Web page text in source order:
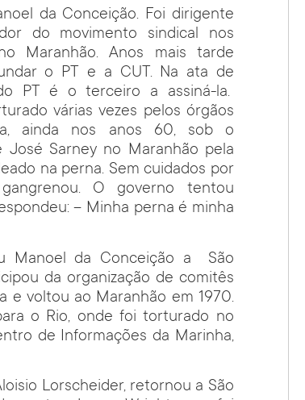
da Conceição. Foi dirigente
do movimento sindical nos
Maranhão. Anos mais tarde
o PT e a CUT. Na ata de
PT é o terceiro a assiná-la.
várias vezes pelos órgãos
ainda nos anos 60, sob o
José Sarney no Maranhão pela
na perna. Sem cuidados por
O governo tentou
– Minha perna é minha
Manoel da Conceição a São
da organização de comitês
e voltou ao Maranhão em 1970.
o Rio, onde foi torturado no
de Informações da Marinha,
Lorscheider, retornou a São